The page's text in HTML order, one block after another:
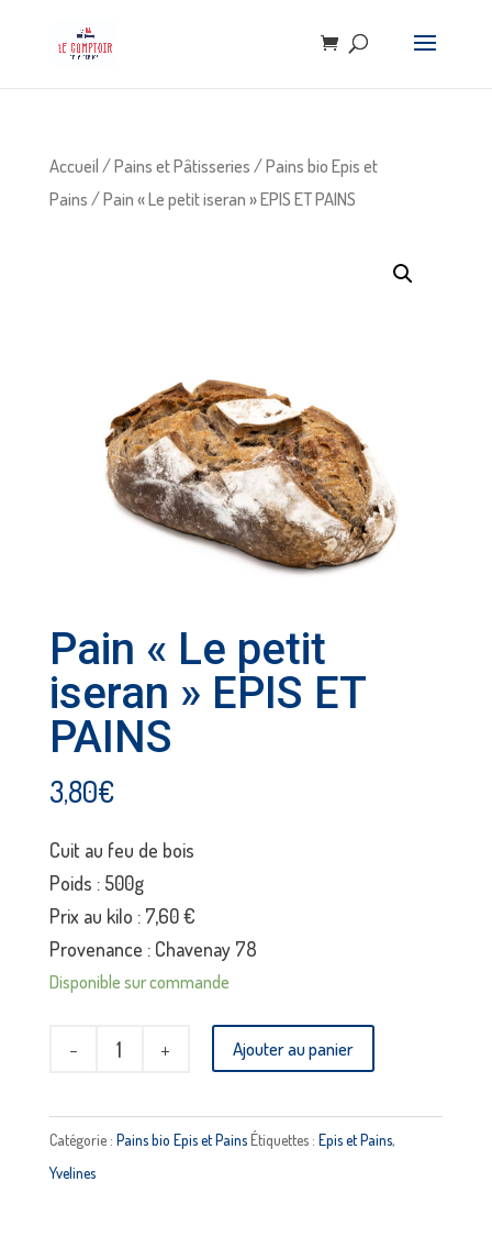
Accueil/Pains et Pâtisseries/Pains bio Epis et
Pains/ Pain « Le petit iseran » EPIS ET PAINS
Pain « Le petit
iseran » EPIS ET
PAINS
3,80€
Cuit au feu de bois
Poids : 500g
Prix au kilo : 7,60 €
Provenance : Chavenay 78
Disponible sur commande
quantité
« Le
petit
Ajouter au panier
Catégorie : Pains bio Epis et PainsÉtiquettes : Epis et Pains,
Yvelines